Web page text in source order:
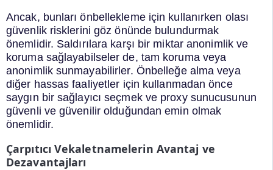
Ancak, bunları önbellekleme için kullanırken olası
güvenlik risklerini göz önünde bulundurmak
önemlidir. Saldırılara karşı bir miktar anonimlik ve
koruma sağlayabilseler de, tam koruma veya
anonimlik sunmayabilirler. Önbelleğe alma veya
diğer hassas faaliyetler için kullanmadan önce
saygın bir sağlayıcı seçmek ve proxy sunucusunun
güvenli ve güvenilir olduğundan emin olmak
önemlidir.
Çarpıtıcı Vekaletnamelerin Avantaj ve
Dezavantajları